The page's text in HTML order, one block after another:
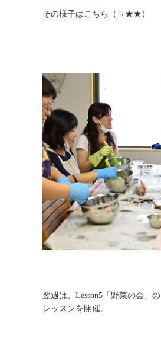
その様子はこちら（→ ★★ ）
翌週は、Lesson5「野菜の会」の
レッスンを開催。